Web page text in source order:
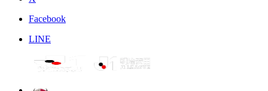
Facebook
LINE